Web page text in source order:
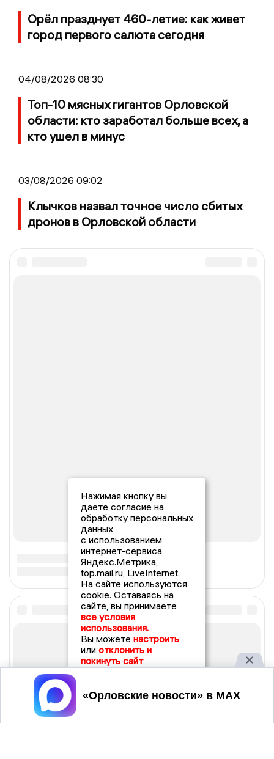
Орёл празднует 460-летие: как живет
город первого салюта сегодня
04/08/2026 08:30
Топ-10 мясных гигантов Орловской
области: кто заработал больше всех, а
кто ушел в минус
03/08/2026 09:02
Клычков назвал точное число сбитых
дронов в Орловской области
Нажимая кнопку вы
даете согласие на
обработку персональных
данных
с использованием
интернет-сервиса
Яндекс.Метрика,
top.mail.ru, LiveInternet.
На сайте используются
cookie. Оставаясь на
сайте, вы принимаете
все условия
использования.
Вы можете настроить
или отклонить и
покинуть сайт
Принять